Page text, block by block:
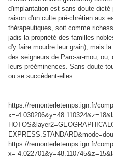
d'implantation est sans doute
raison d'un culte pré-chrétien aux
thérapeutiques, soit comme
jadis la propriété des familles
d'y faire moudre leur grain), mais
des seigneurs de Parc-ar-mou,
leurs prééminences. Sans doute
ou se succèdent-elles.
https://remonterletemps.ign.fr/
x=-
https://remonterletemps.ign.fr/
x=-